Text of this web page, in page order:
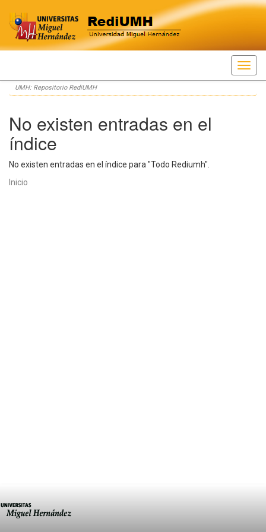
Skip
navigation
UMH: Repositorio RediUMH
No existen entradas en el
índice
No existen entradas en el índice para "Todo Rediumh".
Inicio